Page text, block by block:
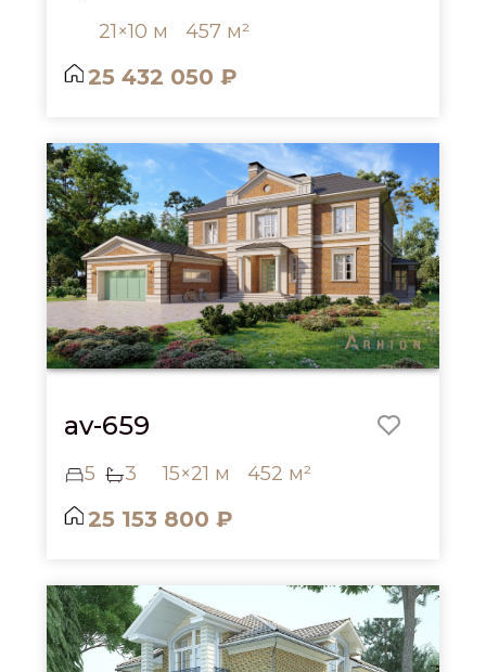
21×10 м 457 м²
25 432 050 ₽
av-659
5 3 15×21 м 452 м²
25 153 800 ₽